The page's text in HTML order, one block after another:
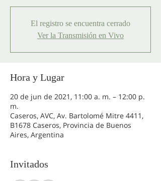
El registro se encuentra cerrado
Ver la Transmisión en Vivo
Hora y Lugar
20 de jun de 2021, 11:00 a. m. – 12:00 p.
m.
Caseros, AVC, Av. Bartolomé Mitre 4411,
B1678 Caseros, Provincia de Buenos
Aires, Argentina
Invitados